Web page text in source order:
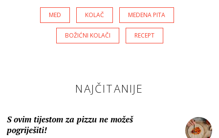
MED KOLAČ MEDENA PITA
BOŽIĆNI KOLAČI RECEPT
NAJČITANIJE
S ovim tijestom za pizzu ne možeš
pogriješiti!